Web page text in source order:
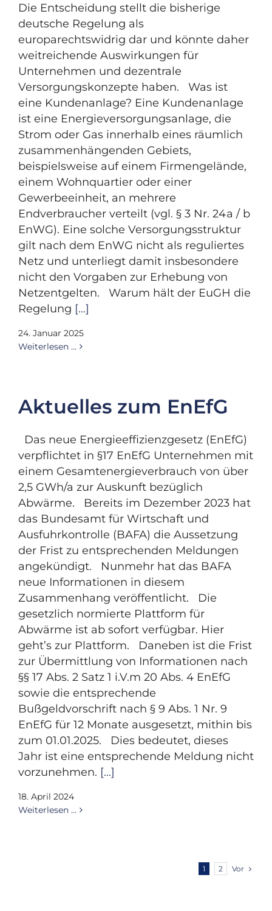
Die Entscheidung stellt die bisherige
deutsche Regelung als
europarechtswidrig dar und könnte daher
weitreichende Auswirkungen für
Unternehmen und dezentrale
Versorgungskonzepte haben. Was ist
eine Kundenanlage? Eine Kundenanlage
ist eine Energieversorgungsanlage, die
Strom oder Gas innerhalb eines räumlich
zusammenhängenden Gebiets,
beispielsweise auf einem Firmengelände,
einem Wohnquartier oder einer
Gewerbeeinheit, an mehrere
Endverbraucher verteilt (vgl. § 3 Nr. 24a / b
EnWG). Eine solche Versorgungsstruktur
gilt nach dem EnWG nicht als reguliertes
Netz und unterliegt damit insbesondere
nicht den Vorgaben zur Erhebung von
Netzentgelten. Warum hält der EuGH die
Regelung [...]
24. Januar 2025
Weiterlesen …
Aktuelles zum EnEfG
Das neue Energieeffizienzgesetz (EnEfG)
verpflichtet in §17 EnEfG Unternehmen mit
einem Gesamtenergieverbrauch von über
2,5 GWh/a zur Auskunft bezüglich
Abwärme. Bereits im Dezember 2023 hat
das Bundesamt für Wirtschaft und
Ausfuhrkontrolle (BAFA) die Aussetzung
der Frist zu entsprechenden Meldungen
angekündigt. Nunmehr hat das BAFA
neue Informationen in diesem
Zusammenhang veröffentlicht. Die
gesetzlich normierte Plattform für
Abwärme ist ab sofort verfügbar. Hier
geht’s zur Plattform. Daneben ist die Frist
zur Übermittlung von Informationen nach
§§ 17 Abs. 2 Satz 1 i.V.m 20 Abs. 4 EnEfG
sowie die entsprechende
Bußgeldvorschrift nach § 9 Abs. 1 Nr. 9
EnEfG für 12 Monate ausgesetzt, mithin bis
zum 01.01.2025. Dies bedeutet, dieses
Jahr ist eine entsprechende Meldung nicht
vorzunehmen. [...]
18. April 2024
Weiterlesen …
1 2 Vor